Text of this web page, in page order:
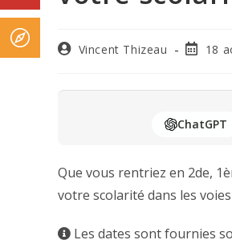
Vincent Thizeau 18
ChatGPT
Que vous rentriez en 2de,
votre scolarité dans les
Les dates sont fournies